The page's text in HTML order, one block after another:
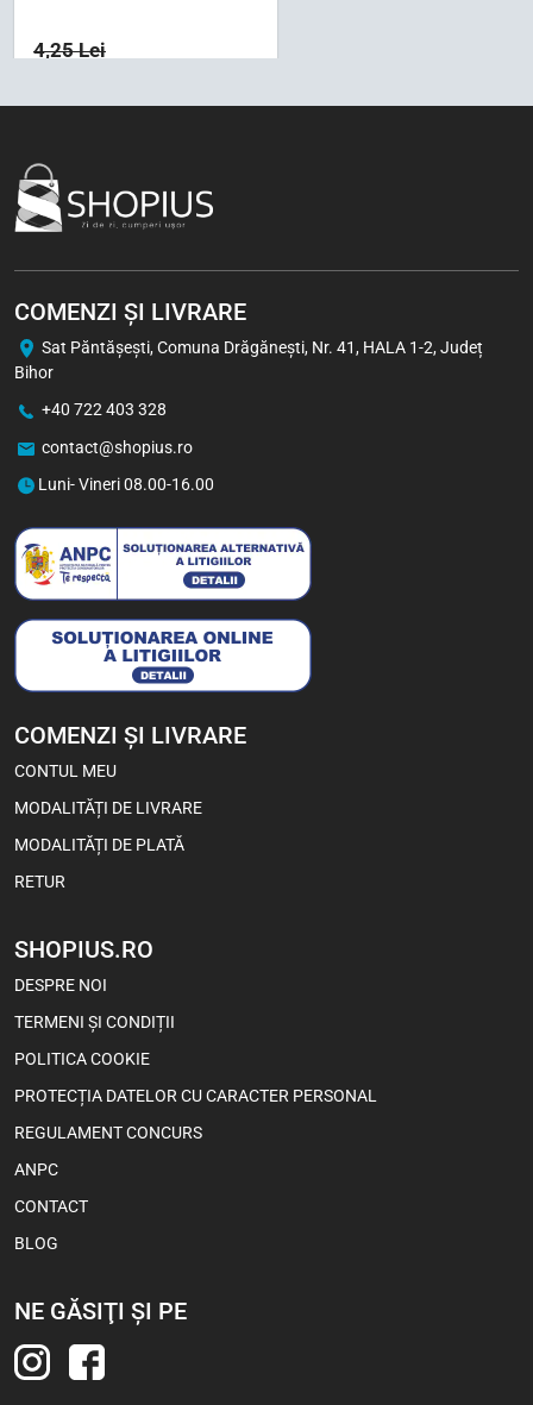
4,25Lei
-5%
Viva Chips cu Aromă de Pui
50 g
3,70Lei
2,93Lei
1 buc Bax (24)
Cremă de Cacao și Ciocolată
4,55Lei
3,60Lei
1 buc Bax (18)
COMENZI ȘI LIVRARE
Sat Păntăşeşti, Comuna Drăgăneşti, Nr. 41, HALA 1-2, Județ
Bihor
+40 722 403 328
contact@shopius.ro
Luni- Vineri 08.00-16.00
COMENZI ȘI LIVRARE
CONTUL MEU
MODALITĂȚI DE LIVRARE
MODALITĂȚI DE PLATĂ
RETUR
SHOPIUS.RO
DESPRE NOI
TERMENI ȘI CONDIȚII
POLITICA COOKIE
PROTECȚIA DATELOR CU CARACTER PERSONAL
REGULAMENT CONCURS
ANPC
CONTACT
BLOG
NE GĂSIŢI ŞI PE